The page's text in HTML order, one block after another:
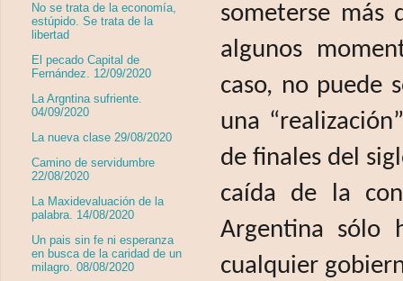
someterse más
algunos
caso, no puede
una
de finales del
caída de la
Argentina sólo
cualquier
No se trata de la economía,
estúpido. Se trata de la
libertad
El pecado Capital de
Fernández. 12/09/2020
La Argntina sufriente.
04/09/2020
La nueva clase 29/08/2020
Camino de servidumbre
22/08/2020
La Maxidevaluación de la
palabra. 14/08/2020
Un pais sin fe ni esperanza
en busca de la caridad de un
milagro. 08/08/2020